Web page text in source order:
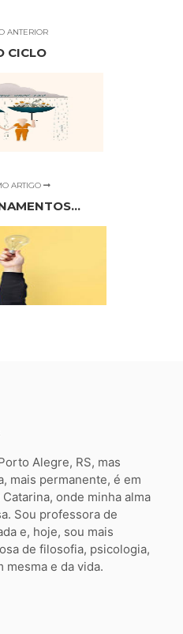
ANTERIOR
CICLO
ARTIGO
Alegre, RS, mas
mais permanente, é em
Catarina, onde minha alma
Sou professora de
e, hoje, sou mais
de filosofia, psicologia,
mesma e da vida.